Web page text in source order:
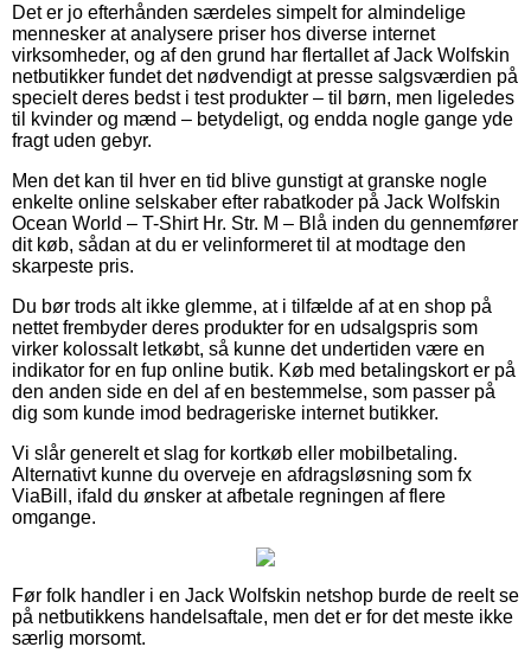
Det er jo efterhånden særdeles simpelt for almindelige
mennesker at analysere priser hos diverse internet
virksomheder, og af den grund har flertallet af Jack Wolfskin
netbutikker fundet det nødvendigt at presse salgsværdien på
specielt deres bedst i test produkter – til børn, men ligeledes
til kvinder og mænd – betydeligt, og endda nogle gange yde
fragt uden gebyr.
Men det kan til hver en tid blive gunstigt at granske nogle
enkelte online selskaber efter rabatkoder på Jack Wolfskin
Ocean World – T-Shirt Hr. Str. M – Blå inden du gennemfører
dit køb, sådan at du er velinformeret til at modtage den
skarpeste pris.
Du bør trods alt ikke glemme, at i tilfælde af at en shop på
nettet frembyder deres produkter for en udsalgspris som
virker kolossalt letkøbt, så kunne det undertiden være en
indikator for en fup online butik. Køb med betalingskort er på
den anden side en del af en bestemmelse, som passer på
dig som kunde imod bedrageriske internet butikker.
Vi slår generelt et slag for kortkøb eller mobilbetaling.
Alternativt kunne du overveje en afdragsløsning som fx
ViaBill, ifald du ønsker at afbetale regningen af flere
omgange.
Før folk handler i en Jack Wolfskin netshop burde de reelt se
på netbutikkens handelsaftale, men det er for det meste ikke
særlig morsomt.